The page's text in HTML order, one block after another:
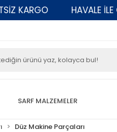
HAVALE İLE
SARF MALZEMELER
Düz Makine Parçaları